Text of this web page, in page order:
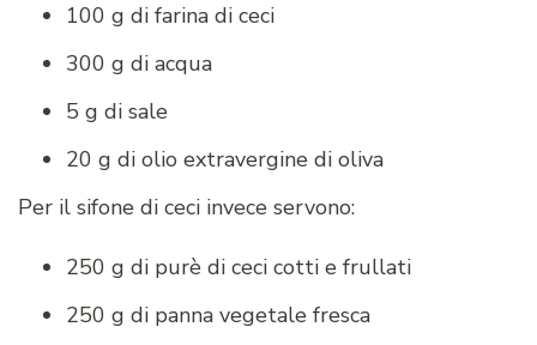
100 g di farina di ceci
300 g di acqua
5 g di sale
20 g di olio extravergine di oliva
Per il sifone di ceci invece servono:
250 g di purè di ceci cotti e frullati
250 g di panna vegetale fresca